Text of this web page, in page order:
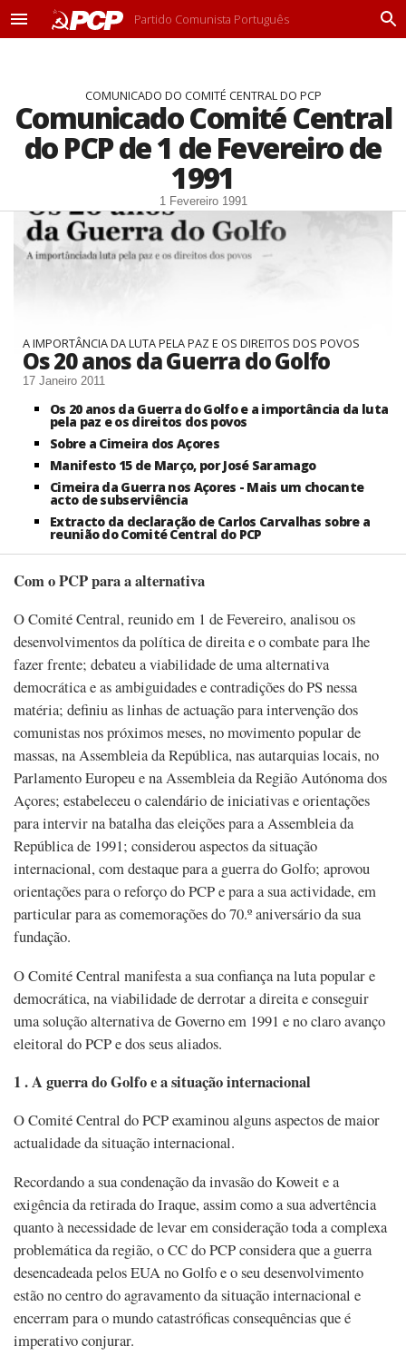
M
Partido Comunista Português
P
u
a
COMUNICADO DO COMITÉ CENTRAL DO PCP
Comunicado Comité Central
do PCP de 1 de Fevereiro de
1991
1 Fevereiro 1991
A IMPORTÂNCIA DA LUTA PELA PAZ E OS DIREITOS DOS POVOS
Os 20 anos da Guerra do Golfo
17 Janeiro 2011
Os 20 anos da Guerra do Golfo e a importância da luta
pela paz e os direitos dos povos
Sobre a Cimeira dos Açores
Manifesto 15 de Março, por José Saramago
Cimeira da Guerra nos Açores - Mais um chocante
acto de subserviência
Extracto da declaração de Carlos Carvalhas sobre a
reunião do Comité Central do PCP
Com o PCP para a alternativa
O Comité Central, reunido em 1 de Fevereiro, analisou os
desenvolvimentos da política de direita e o combate para lhe
fazer frente; debateu a viabilidade de uma alternativa
democrática e as ambiguidades e contradições do PS nessa
matéria; definiu as linhas de actuação para intervenção dos
comunistas nos próximos meses, no movimento popular de
massas, na Assembleia da República, nas autarquias locais, no
Parlamento Europeu e na Assembleia da Região Autónoma dos
Açores; estabeleceu o calendário de iniciativas e orientações
para intervir na batalha das eleições para a Assembleia da
República de 1991; considerou aspectos da situação
internacional, com destaque para a guerra do Golfo; aprovou
orientações para o reforço do PCP e para a sua actividade, em
particular para as comemorações do 70.º aniversário da sua
fundação.
O Comité Central manifesta a sua confiança na luta popular e
democrática, na viabilidade de derrotar a direita e conseguir
uma solução alternativa de Governo em 1991 e no claro avanço
eleitoral do PCP e dos seus aliados.
1 . A guerra do Golfo e a situação internacional
O Comité Central do PCP examinou alguns aspectos de maior
actualidade da situação internacional.
Recordando a sua condenação da invasão do Koweit e a
exigência da retirada do Iraque, assim como a sua advertência
quanto à necessidade de levar em consideração toda a complexa
problemática da região, o CC do PCP considera que a guerra
desencadeada pelos EUA no Golfo e o seu desenvolvimento
estão no centro do agravamento da situação internacional e
encerram para o mundo catastróficas consequências que é
imperativo conjurar.